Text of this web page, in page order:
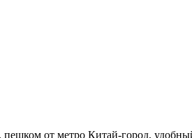
от метро Китай-город,